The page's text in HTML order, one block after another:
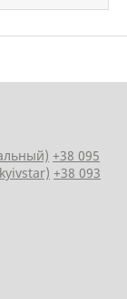
+38 095
+38 093